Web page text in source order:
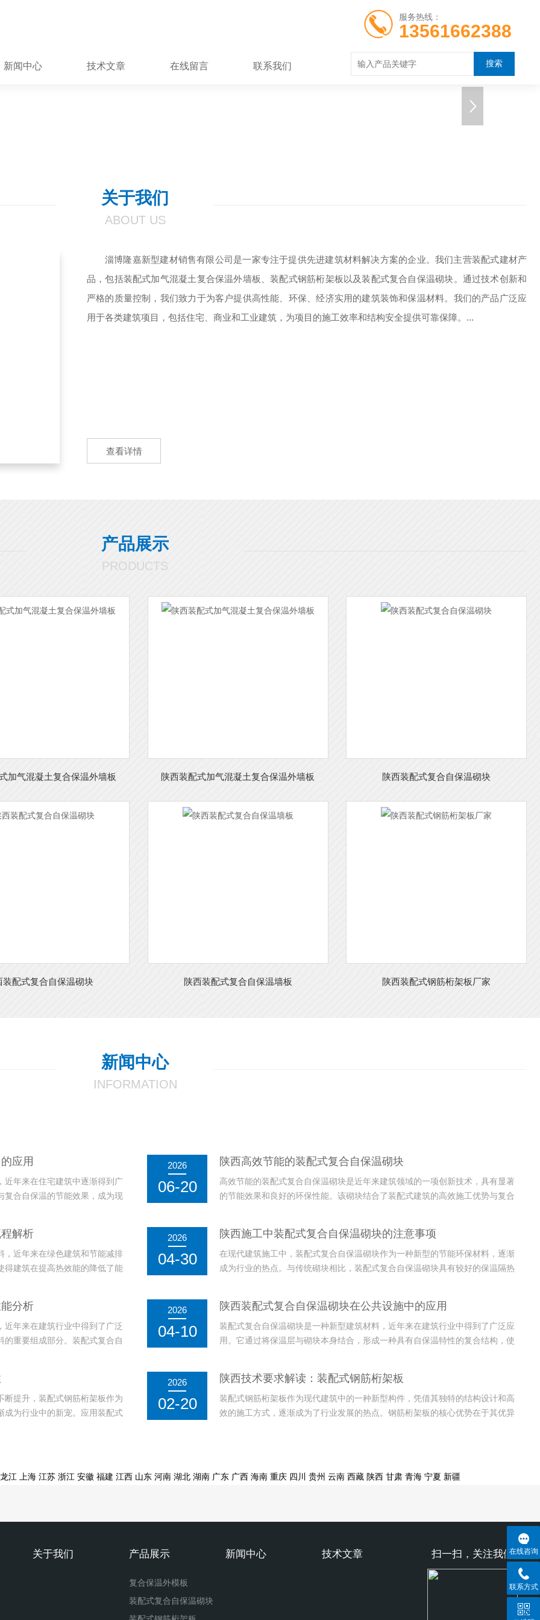
服务热线：
13561662388
新闻中心 技术文章 在线留言 联系我们
关于我们
ABOUT US
淄博隆嘉新型建材销售有限公司是一家专注于提供先进建筑材料解决方案的企业。我们主营装配式建材产
品，包括装配式加气混凝土复合保温外墙板、装配式钢筋桁架板以及装配式复合自保温砌块。通过技术创新和
严格的质量控制，我们致力于为客户提供高性能、环保、经济实用的建筑装饰和保温材料。我们的产品广泛应
用于各类建筑项目，包括住宅、商业和工业建筑，为项目的施工效率和结构安全提供可靠保障。...
查看详情
产品展示
PRODUCTS
加气混凝土复合保温外墙板 陕西装配式加气混凝土复合保温外墙板 陕西装配式复合自保温砌块
装配式复合自保温砌块 陕西装配式复合自保温墙板 陕西装配式钢筋桁架板厂家
新闻中心
INFORMATION
应用
近年来在住宅建筑中逐渐得到广
复合自保温的节能效果，成为现
2026
06-20
陕西高效节能的装配式复合自保温砌块
高效节能的装配式复合自保温砌块是近年来建筑领域的一项创新技术，具有显著
的节能效果和良好的环保性能。该砌块结合了装配式建筑的高效施工优势与复合
用，还能在寒冷或炎热的...
解析
，近年来在绿色建筑和节能减排
得建筑在提高热效能的降低了能
2026
04-30
陕西施工中装配式复合自保温砌块的注意事项
在现代建筑施工中，装配式复合自保温砌块作为一种新型的节能环保材料，逐渐
成为行业的热点。与传统砌块相比，装配式复合自保温砌块具有较好的保温隔热
式复合自保温砌块在施...
分析
年来在建筑行业中得到了广泛
重要组成部分。装配式复合自
2026
04-10
陕西装配式复合自保温砌块在公共设施中的应用
装配式复合自保温砌块是一种新型建筑材料，近年来在建筑行业中得到了广泛应
用。它通过将保温层与砌块本身结合，形成一种具有自保温特性的复合结构，使
还能有效降低建筑的能...
断提升，装配式钢筋桁架板作为
成为行业中的新宠。应用装配式
2026
02-20
陕西技术要求解读：装配式钢筋桁架板
装配式钢筋桁架板作为现代建筑中的一种新型构件，凭借其独特的结构设计和高
效的施工方式，逐渐成为了行业发展的热点。钢筋桁架板的核心优势在于其优异
江 上海 江苏 浙江 安徽 福建 江西 山东 河南 湖北 湖南 广东 广西 海南 重庆 四川 贵州 云南 西藏 陕西 甘肃 青海 宁夏 新疆
扫一扫，关注我们
关于我们 产品展示
复合保温外模板
装配式复合自保温砌块
新闻中心 技术文章 在线咨询
联系方式